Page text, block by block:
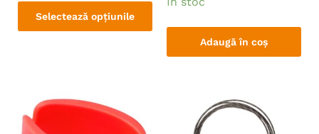
Selectează opțiunile
Adaugă în coș